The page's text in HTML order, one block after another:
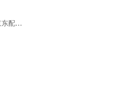
小丘山谷物安心鸡蛋30枚（京东配送上门）